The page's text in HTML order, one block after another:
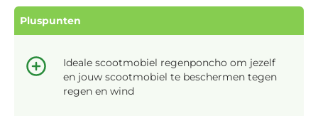
Pluspunten
Ideale scootmobiel regenponcho om jezelf
en jouw scootmobiel te beschermen tegen
regen en wind